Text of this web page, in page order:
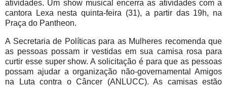
atividades. Um show musical encerra as atividades com a
cantora Lexa nesta quinta-feira (31), a partir das 19h, na
Praça do Pantheon.
A Secretaria de Políticas para as Mulheres recomenda que
as pessoas possam ir vestidas em sua camisa rosa para
curtir esse super show. A solicitação é para que as pessoas
possam ajudar a organização não-governamental Amigos
na Luta contra o Câncer (ANLUCC). As camisas estão